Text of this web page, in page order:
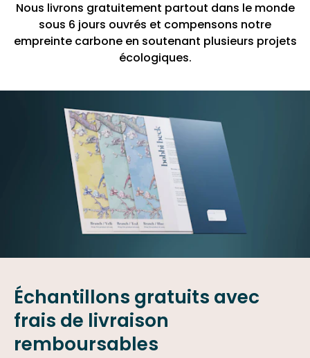
Nous livrons gratuitement partout dans le monde
sous 6 jours ouvrés et compensons notre
empreinte carbone en soutenant plusieurs projets
écologiques.
Échantillons gratuits avec
frais de livraison
remboursables